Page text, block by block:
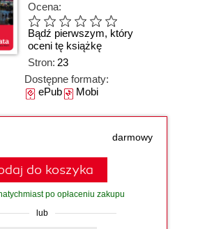
Ocena:
Bądź pierwszym, który
oceni tę książkę
Stron: 23
Dostępne formaty:
ePubMobi
darmowy
do koszyka
po opłaceniu zakupu
lub